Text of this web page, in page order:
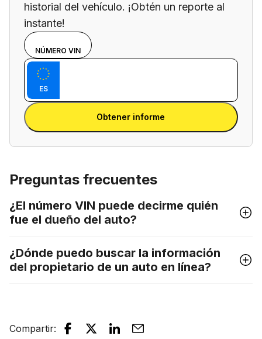
historial del vehículo. ¡Obtén un reporte al
instante!
Elige un
modo de
entrada
entre el
VIN y la
matrícula
NÚMERO VIN
Introduce el VIN
ES
Introduca matrícula
Obtener informe
Preguntas frecuentes
¿El número VIN puede decirme quién
fue el dueño del auto?
¿Dónde puedo buscar la información
del propietario de un auto en línea?
Compartir: